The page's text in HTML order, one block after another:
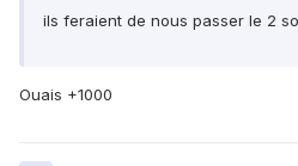
ils feraient de nous passer le 2
Ouais +1000